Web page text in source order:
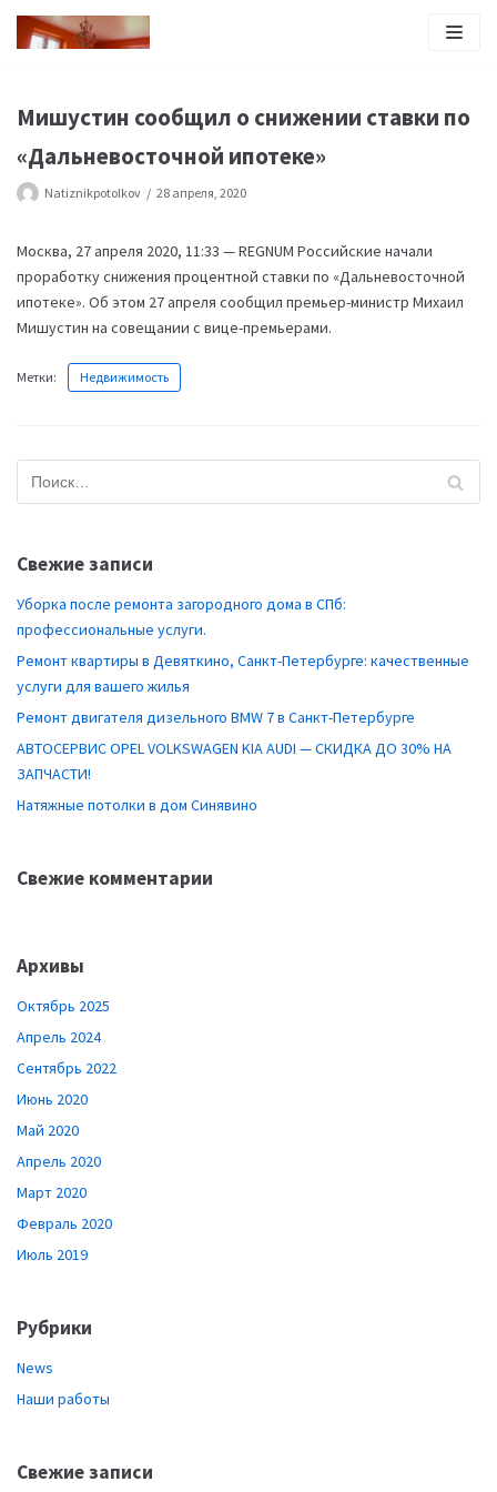
Перейти
к
Мишустин сообщил о снижении ставки по
«Дальневосточной ипотеке»
Natiznikpotolkov 28 апреля, 2020
Москва, 27 апреля 2020, 11:33 — REGNUM Российские начали
проработку снижения процентной ставки по «Дальневосточной
ипотеке». Об этом 27 апреля сообщил премьер-министр Михаил
Мишустин на совещании с вице-премьерами.
Метки: Недвижимость
Свежие записи
Уборка после ремонта загородного дома в СПб:
профессиональные услуги.
Ремонт квартиры в Девяткино, Санкт-Петербурге: качественные
услуги для вашего жилья
Ремонт двигателя дизельного BMW 7 в Санкт-Петербурге
АВТОСЕРВИС OPEL VOLKSWAGEN KIA AUDI — СКИДКА ДО 30% НА
ЗАПЧАСТИ!
Натяжные потолки в дом Синявино
Свежие комментарии
Архивы
Октябрь 2025
Апрель 2024
Сентябрь 2022
Июнь 2020
Май 2020
Апрель 2020
Март 2020
Февраль 2020
Июль 2019
Рубрики
News
Наши работы
Свежие записи